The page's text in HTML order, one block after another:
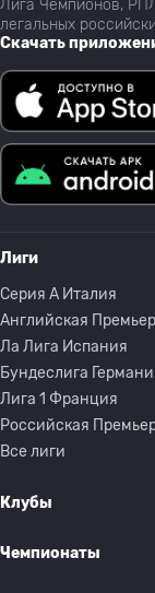
Лига Чемпионов,
легальных
Скачать
Лиги
Серия A Италия
Английская
Ла Лига Испания
Бундеслига
Лига 1 Франция
Российская
Все лиги
Клубы
Чемпионаты